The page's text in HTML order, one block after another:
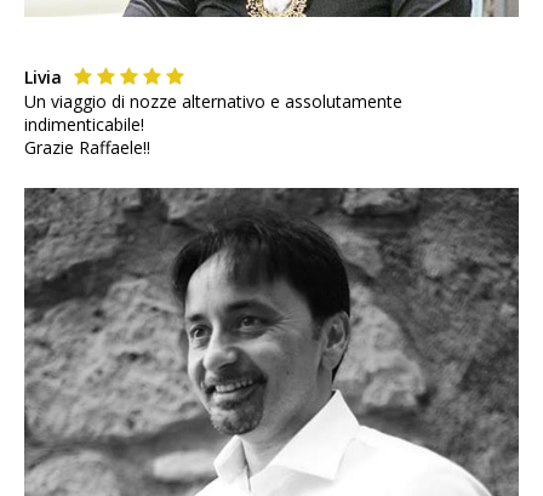
Livia
Un viaggio di nozze alternativo e assolutamente
indimenticabile!
Grazie Raffaele!!